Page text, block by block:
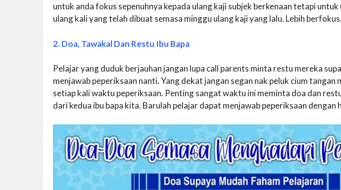
untuk anda fokus sepenuhnya kepada ulang kaji subjek berkenaan tetapi untuk
ulang kali yang telah dibuat semasa minggu ulang kaji yang lalu. Lebih
2. Doa, Tawakal Dan Restu Ibu Bapa
Pelajar yang duduk berjauhan jangan lupa call parents minta restu mereka
menjawab peperiksaan nanti.Yang dekat jangan segan nak peluk cium tangan
setiap kali waktu peperiksaan. Penting sangat waktu ini meminta doa dan
dari kedua ibu bapa kita. Barulah pelajar dapat menjawab peperiksaan dengan